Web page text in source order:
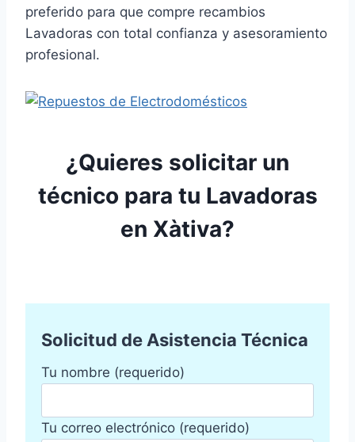
preferido para que compre recambios
Lavadoras con total confianza y asesoramiento
profesional.
¿Quieres solicitar un
técnico para tu Lavadoras
en Xàtiva?
Solicitud de Asistencia Técnica
Tu nombre (requerido)
Tu correo electrónico (requerido)